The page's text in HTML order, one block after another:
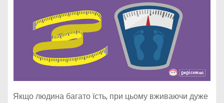
Якщо людина багато їсть, при цьому вживаючи дуже